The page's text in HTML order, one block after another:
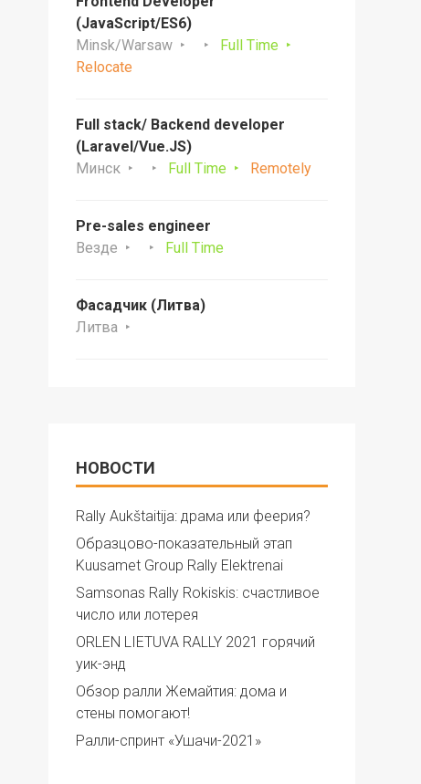
(JavaScript/ES6)
Minsk/Warsaw
Full Time
Relocate
Full stack/ Backend developer
(Laravel/Vue.JS)
Минск
Full Time Remotely
Pre-sales engineer
Везде
Full Time
Фасадчик (Литва)
Литва
НОВОСТИ
Rally Aukštaitija: драма или феерия?
Образцово-показательный этап
Kuusamet Group Rally Elektrenai
Samsonas Rally Rokiskis: счастливое
число или лотерея
ORLEN LIETUVA RALLY 2021 горячий
уик-энд
Обзор ралли Жемайтия: дома и
стены помогают!
Ралли-спринт «Ушачи-2021»